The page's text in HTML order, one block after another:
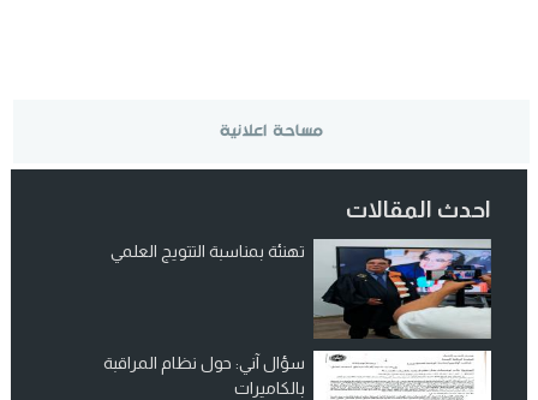
احدث المقالات
تهنئة بمناسبة التتويج العلمي
سؤال آني: حول نظام المراقبة
بالكاميرات